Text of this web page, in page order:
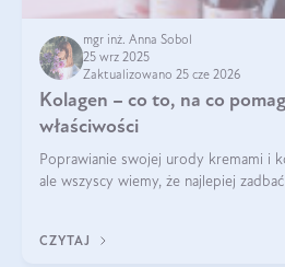
mgr inż. Anna Sobol
25 wrz 2025
Zaktualizowano 25 cze 2026
Kolagen – co to, na co
właściwości
Poprawianie swojej urody kremami i
ale wszyscy wiemy, że najlepiej
wysokiej jakości suplem
CZYTAJ